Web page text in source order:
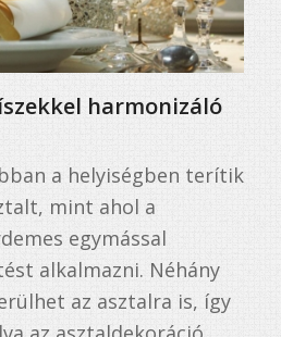
harmonizáló
a helyiségben terítik
mint ahol a
egymással
alkalmazni. Néhány
az asztalra is, így